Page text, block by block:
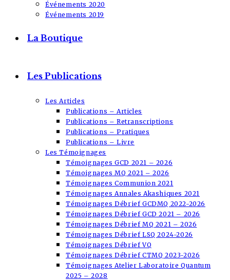
Événements 2020
Événements 2019
La Boutique
Les Publications
Les Articles
Publications – Articles
Publications – Retranscriptions
Publications – Pratiques
Publications – Livre
Les Témoignages
Témoignages GCD 2021 – 2026
Témoignages MQ 2021 – 2026
Témoignages Communion 2021
Témoignages Annales Akashiques 2021
Témoignages Débrief GCDMQ 2022-2026
Témoignages Débrief GCD 2021 – 2026
Témoignages Débrief MQ 2021 – 2026
Témoignages Débrief LSQ 2024-2026
Témoignages Débrief VQ
Témoignages Débrief CTMQ 2023-2026
Témoignages Atelier Laboratoire Quantum
2025 – 2028